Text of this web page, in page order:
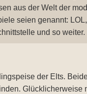
aus der Welt der
seien genannt:
und so weiter.
der Elts.
Glücklicherweise